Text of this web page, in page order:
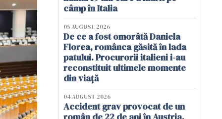
câmp în Italia
05 AUGUST 2026
De ce a fost omorâtă Daniela
Florea, românca găsită în lada
patului. Procurorii italieni i-au
reconstituit ultimele momente
din viață
04 AUGUST 2026
Accident grav provocat de un